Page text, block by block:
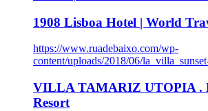
1908 Lisboa Hotel | World
https://www.ruadebaixo.com/wp-
content/uploads/2018/06/
VILLA TAMARIZ UTOPIA .
Resort